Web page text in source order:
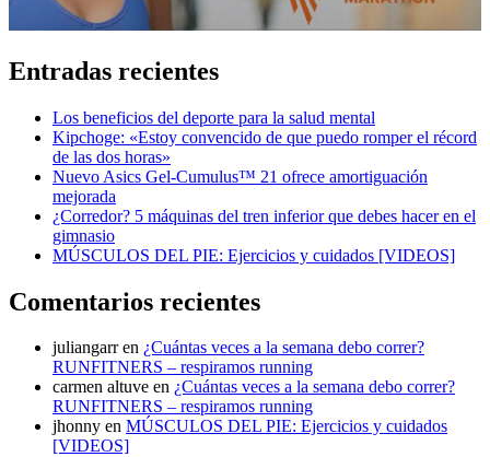
Entradas recientes
Los beneficios del deporte para la salud mental
Kipchoge: «Estoy convencido de que puedo romper el récord
de las dos horas»
Nuevo Asics Gel-Cumulus™ 21 ofrece amortiguación
mejorada
¿Corredor? 5 máquinas del tren inferior que debes hacer en el
gimnasio
MÚSCULOS DEL PIE: Ejercicios y cuidados [VIDEOS]
Comentarios recientes
juliangarren ¿Cuántas veces a la semana debo correr?
RUNFITNERS – respiramos running
carmen altuve en ¿Cuántas veces a la semana debo correr?
RUNFITNERS – respiramos running
jhonny en MÚSCULOS DEL PIE: Ejercicios y cuidados
[VIDEOS]